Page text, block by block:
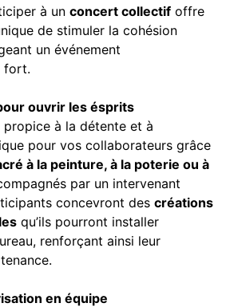
à un concert collectif offre
de stimuler la cohésion
un événement
fort.
ouvrir les ésprits
propice à la détente et à
pour vos collaborateurs grâce
à la peinture, à la poterie ou à
par un intervenant
concevront des créations
qu’ils pourront installer
renforçant ainsi leur
en équipe